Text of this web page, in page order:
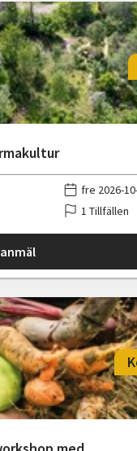
fre 2026-
1 Tillfällen